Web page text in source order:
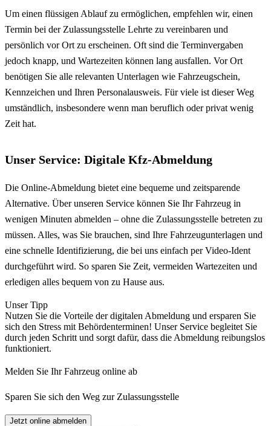
Um einen flüssigen Ablauf zu ermöglichen, empfehlen wir, einen
Termin bei der Zulassungsstelle Lehrte zu vereinbaren und
persönlich vor Ort zu erscheinen. Oft sind die Terminvergaben
jedoch knapp, und Wartezeiten können lang ausfallen. Vor Ort
benötigen Sie alle relevanten Unterlagen wie Fahrzeugschein,
Kennzeichen und Ihren Personalausweis. Für viele ist dieser Weg
umständlich, insbesondere wenn man beruflich oder privat wenig
Zeit hat.
Unser Service: Digitale Kfz-Abmeldung
Die Online-Abmeldung bietet eine bequeme und zeitsparende
Alternative. Über unseren Service können Sie Ihr Fahrzeug in
wenigen Minuten abmelden – ohne die Zulassungsstelle betreten zu
müssen. Alles, was Sie brauchen, sind Ihre Fahrzeugunterlagen und
eine schnelle Identifizierung, die bei uns einfach per Video-Ident
durchgeführt wird. So sparen Sie Zeit, vermeiden Wartezeiten und
erledigen alles bequem von zu Hause aus.
Unser Tipp
Nutzen Sie die Vorteile der digitalen Abmeldung und ersparen Sie
sich den Stress mit Behördenterminen! Unser Service begleitet Sie
durch jeden Schritt und sorgt dafür, dass die Abmeldung reibungslos
funktioniert.
Melden Sie Ihr Fahrzeug online ab
Sparen Sie sich den Weg zur Zulassungsstelle
Jetzt online abmelden